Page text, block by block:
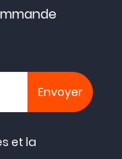
et la